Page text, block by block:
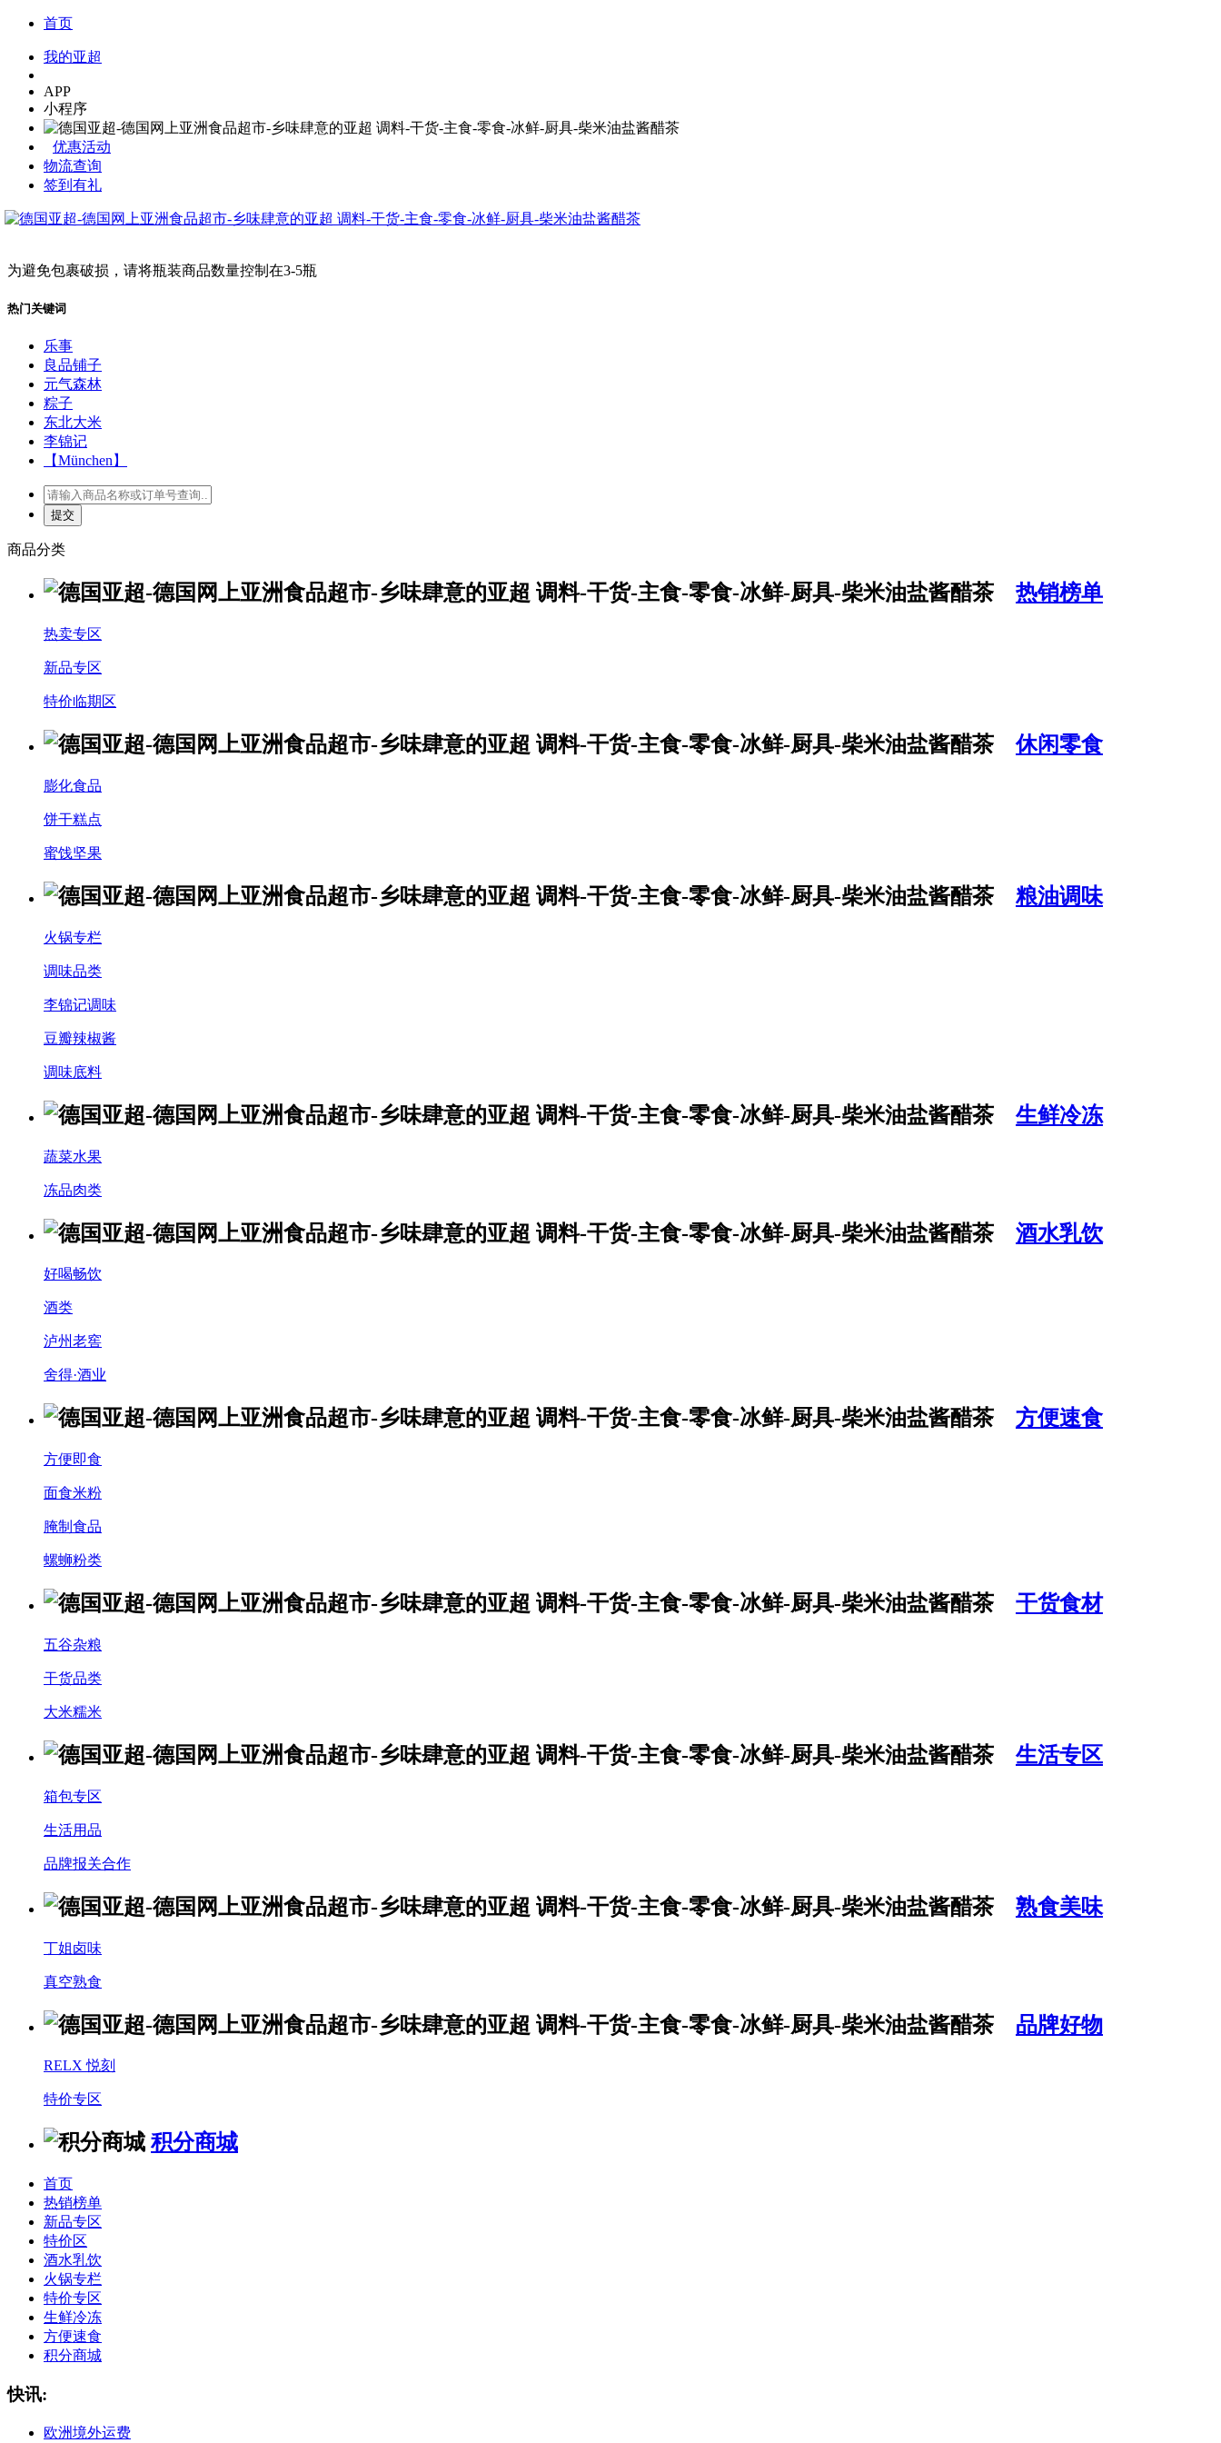
首页
我的亚超
APP
小程序
优惠活动
物流查询
签到有礼
为避免包裹破损，请将瓶装商品数量控制在3-5瓶
热门关键词
乐事
良品铺子
元气森林
粽子
东北大米
李锦记
【München】
商品分类
热销榜单
热卖专区
新品专区
特价临期区
休闲零食
膨化食品
饼干糕点
蜜饯坚果
粮油调味
火锅专栏
调味品类
李锦记调味
豆瓣辣椒酱
调味底料
生鲜冷冻
蔬菜水果
冻品肉类
酒水乳饮
好喝畅饮
酒类
泸州老窖
舍得·酒业
方便速食
方便即食
面食米粉
腌制食品
螺蛳粉类
干货食材
五谷杂粮
干货品类
大米糯米
生活专区
箱包专区
生活用品
品牌报关合作
熟食美味
丁姐卤味
真空熟食
品牌好物
RELX 悦刻
特价专区
积分商城
首页
热销榜单
新品专区
特价区
酒水乳饮
火锅专栏
特价专区
生鲜冷冻
方便速食
积分商城
快讯:
欧洲境外运费